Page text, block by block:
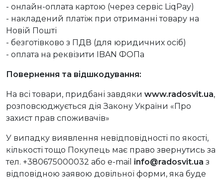
- онлайн-оплата картою (через сервіс LiqPay)
- накладений платіж при отриманні товару на
Новій Пошті
- безготівково з ПДВ (для юридичних осіб)
- оплата на реквізити IBAN ФОПа
Повернення та відшкодування:
На всі товари, придбані завдяки www.radosvit.ua,
розповсюджується дія Закону України «Про
захист прав споживачів»
У випадку виявлення невідповідності по якості,
кількості тощо Покупець має право звернутись за
тел. +380675000032 або e-mail info@radosvit.ua з
відповідною заявою довільної форми, яка буде